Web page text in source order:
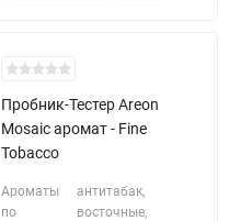
Кожні 1500₴ чеку = 1 тестер
Пробник-Тестер Areon
Mosaic аромат - Fine
Tobacco
Ароматы
по
антитабак,
восточные,